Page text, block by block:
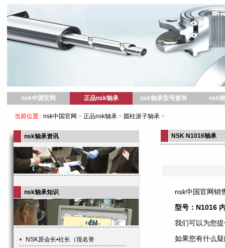
nsk中国官网 正品nsk轴承 nsk轴承型号查询 nsk
当前位置 : nsk中国官网 > 正品nsk轴承 > 圆柱滚子轴承 >
NSK N1016轴承
nsk中国官网销
型号：N1016
我们可以为您
如果您有什么
nsk轴承资讯
nsk轴承知识
NSK原会长•社长（现名誉